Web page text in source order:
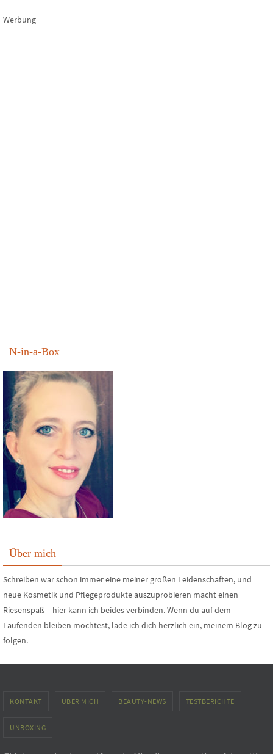
Werbung
N-in-a-Box
Über mich
Schreiben war schon immer eine meiner großen Leidenschaften, und
neue Kosmetik und Pflegeprodukte auszuprobieren macht einen
Riesenspaß – hier kann ich beides verbinden. Wenn du auf dem
Laufenden bleiben möchtest, lade ich dich herzlich ein, meinem Blog zu
folgen.
KONTAKT ÜBER MICH BEAUTY-NEWS TESTBERICHTE
UNBOXING